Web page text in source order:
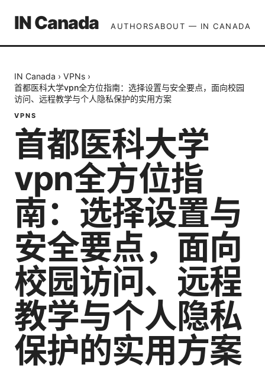
IN Canada AUTHORSABOUT — IN CANADA
IN Canada › VPNs ›
首都医科大学vpn全方位指南：选择设置与安全要点，面向校园
访问、远程教学与个人隐私保护的实用方案
VPNS
首都医科大学
vpn全方位指
南：选择设置与
安全要点，面向
校园访问、远程
教学与个人隐私
保护的实用方案